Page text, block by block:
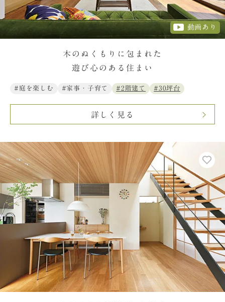
動画あり
木のぬくもりに包まれた
遊び心のある住まい
#庭を楽しむ #家事・子育て #2階建て #30坪台
詳しく見る